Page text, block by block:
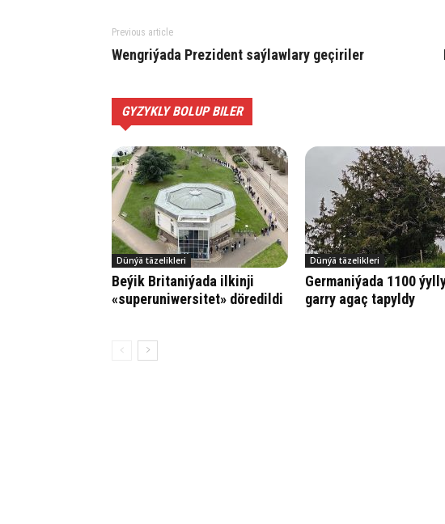
Previous article
Wengriýada Prezident saýlawlary geçiriler
GYZYKLY BOLUP BILER
Dünýä täzelikleri
Beýik Britaniýada ilkinji
«superuniwersitet» döredildi
Dünýä täzelikleri
Germaniýada 1100
garry agaç tapyldy